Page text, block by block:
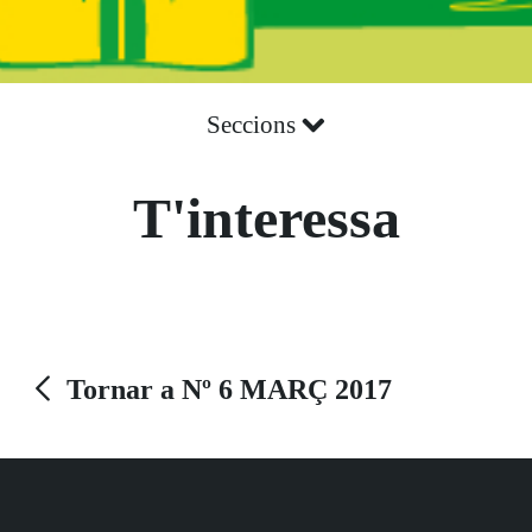
Seccions
T'interessa
Tornar a Nº 6 MARÇ 2017